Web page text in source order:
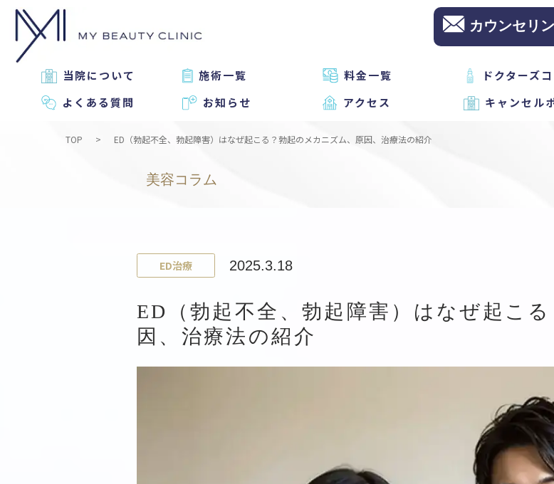
カウンセリ
当院について 施術一覧 料金一覧 ドクターズ
よくある質問
お知らせ アクセス キャンセル
TOP ED（勃起不全、勃起障害）はなぜ起こる？勃起のメカニズム、原因、治療法の紹介
美容コラム
ED治療 2025.3.18
ED（勃起不全、勃起障害）はなぜ起こ
因、治療法の紹介